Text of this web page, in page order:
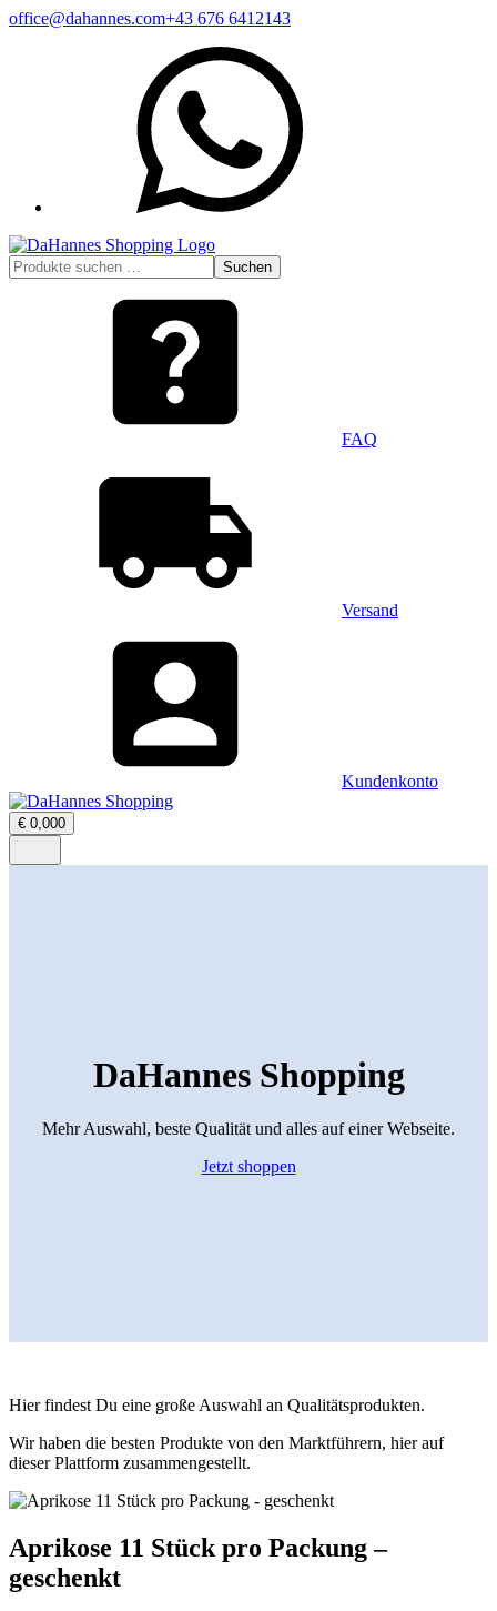
Zum
office@dahannes.com+43 676 6412143
Suchen
nach:
Suchen
FAQ
Versand
Kundenkonto
€ 0,000Warenkorb
öffnen
Menü
DaHannes Shopping
Mehr Auswahl, beste Qualität und alles auf einer Webseite.
Jetzt shoppen
Hier findest Du eine große Auswahl an Qualitätsprodukten.
Wir haben die besten Produkte von den Marktführern, hier auf
dieser Plattform zusammengestellt.
Aprikose 11 Stück pro Packung –
geschenkt